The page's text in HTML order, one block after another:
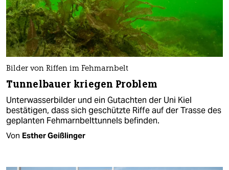
Bilder von Riffen im Fehmarnbelt
Tunnelbauer kriegen Problem
Unterwasserbilder und ein Gutachten der Uni Kiel
bestätigen, dass sich geschützte Riffe auf der Trasse des
geplanten Fehmarnbelttunnels befinden.
Von Esther Geißlinger